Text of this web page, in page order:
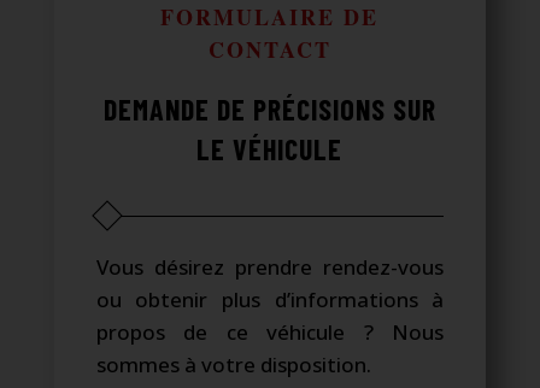
FORMULAIRE DE
CONTACT
DEMANDE DE PRÉCISIONS SUR
LE VÉHICULE
Vous désirez prendre rendez-vous
ou obtenir plus d’informations à
propos de ce véhicule ? Nous
sommes à votre disposition.